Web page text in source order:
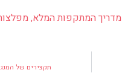
מדריך המתקפות המלא,
תקצירים של